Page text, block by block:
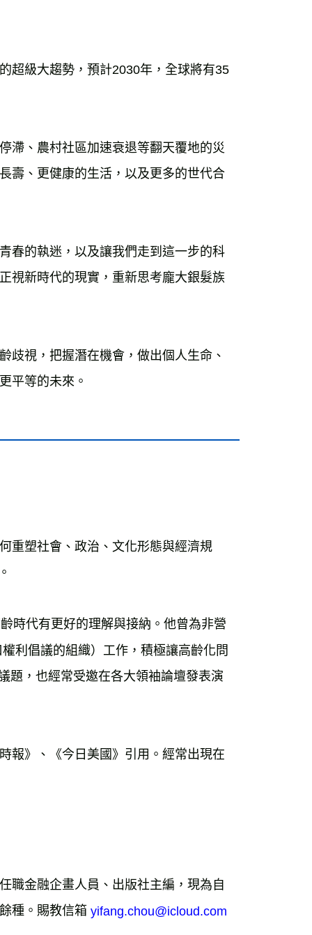
查看運費
超級大趨勢，預計2030年，全球將有35
滯、農村社區加速衰退等翻天覆地的災
壽、更健康的生活，以及更多的世代合
春的執迷，以及讓我們走到這一步的科
視新時代的現實，重新思考龐大銀髮族
歧視，把握潛在機會，做出個人生命、
平等的未來。
重塑社會、政治、文化形態與經濟規
時代有更好的理解與接納。他曾為非營
利倡議的組織）工作，積極讓高齡化問
題，也經常受邀在各大領袖論壇發表演
報》、《今日美國》引用。經常出現在
職金融企畫人員、出版社主編，現為自
種。賜教信箱 yifang.chou@icloud.com